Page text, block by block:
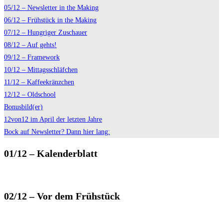
05/12 – Newsletter in the Making
06/12 – Frühstück in the Making
07/12 – Hungriger Zuschauer
08/12 – Auf gehts!
09/12 – Framework
10/12 – Mittagsschläfchen
11/12 – Kaffeekränzchen
12/12 – Oldschool
Bonusbild(er)
12von12 im April der letzten Jahre
Bock auf Newsletter? Dann hier lang:
01/12 – Kalenderblatt
02/12 – Vor dem Frühstück